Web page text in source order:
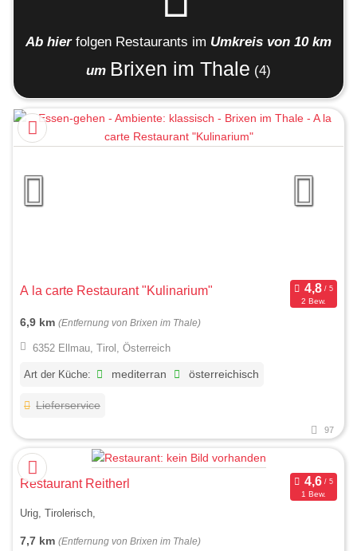
Ab hier folgen Restaurants im Umkreis von 10 km
um Brixen im Thale (4)
A la carte Restaurant "Kulinarium"
2 Bew.
6,9 km (Entfernung von Brixen im Thale)
6352 Ellmau, Tirol, Österreich
Art der Küche: mediterran österreichisch
Lieferservice
97
Restaurant Reitherl
1 Bew.
Urig, Tirolerisch,
7,7 km (Entfernung von Brixen im Thale)